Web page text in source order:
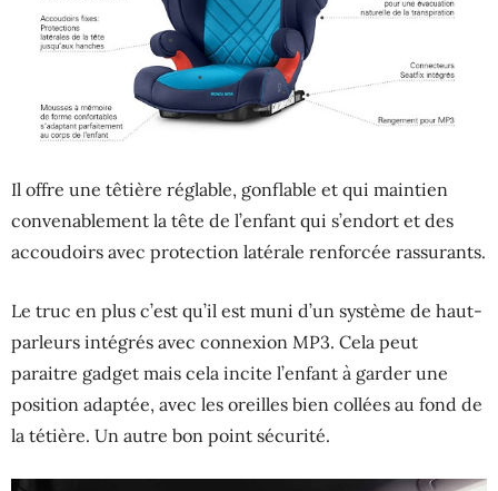
Il offre une têtière réglable, gonflable et qui maintien
convenablement la tête de l’enfant qui s’endort et des
accoudoirs avec protection latérale renforcée rassurants.
Le truc en plus c’est qu’il est muni d’un système de haut-
parleurs intégrés avec connexion MP3. Cela peut
paraitre gadget mais cela incite l’enfant à garder une
position adaptée, avec les oreilles bien collées au fond de
la tétière. Un autre bon point sécurité.